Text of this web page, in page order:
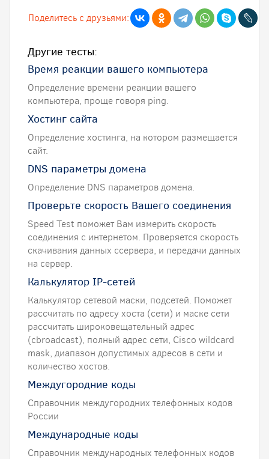
Поделитесь с друзьями:
Другие тесты:
Время реакции вашего компьютера
Определение времени реакции вашего
компьютера, проще говоря ping.
Хостинг сайта
Определение хостинга, на котором размещается
сайт.
DNS параметры домена
Определение DNS параметров домена.
Проверьте скорость Вашего соединения
Speed Test поможет Вам измерить скорость
соединения с интернетом. Проверяется скорость
скачивания данных ссервера, и передачи данных
на сервер.
Калькулятор IP-сетей
Калькулятор сетевой маски, подсетей. Поможет
рассчитать по адресу хоста (сети) и маске сети
рассчитать широковещательный адрес
(сbroadcast), полный адрес сети, Cisco wildcard
mask, диапазон допустимых адресов в сети и
количество хостов.
Междугородние коды
Справочник междугородних телефонных кодов
России
Международные коды
Справочник международных телефонных кодов